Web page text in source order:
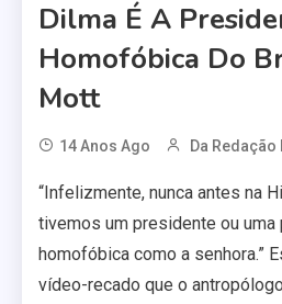
Dilma É A
Homofóbica Do
Mott
14 Anos Ago Da
“Infelizmente, nunca antes na
tivemos um presidente ou uma
homofóbica como a senhora.”
vídeo-recado que o